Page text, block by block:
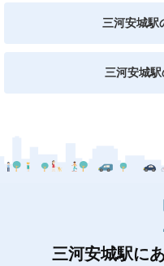
三河安城駅
三河安城
三河安城駅に